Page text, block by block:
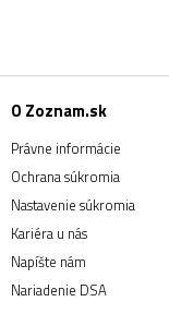
O Zoznam.sk
Právne informácie
Ochrana súkromia
Nastavenie súkromia
Kariéra u nás
Napíšte nám
Nariadenie DSA